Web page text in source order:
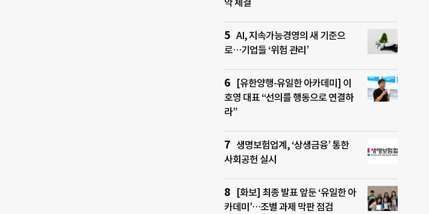
약 체결
AI, 지속가능경영의 새 기준으
로…기업들 ‘위험 관리’
[유한양행-유일한 아카데미] 이
호영 대표 “선의를 행동으로 연결하
라”
생명보험업계, ‘상생금융’ 통한
사회공헌 실시
[화보] 최종 발표 앞둔 ‘유일한 아
카데미’…조별 과제 막판 점검